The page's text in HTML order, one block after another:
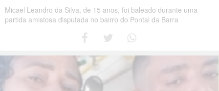
Micael Leandro da Silva, de 15 anos, foi baleado durante uma
partida amistosa disputada no bairro do Pontal da Barra